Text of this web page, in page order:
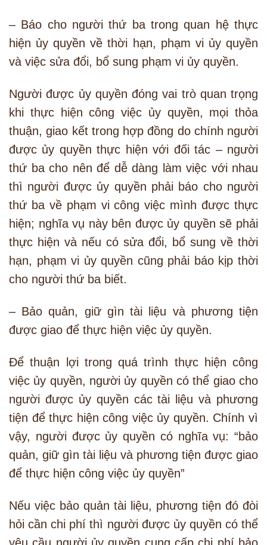
– Báo cho người thứ ba trong quan hệ thực
hiện ủy quyền về thời hạn, phạm vi ủy quyền
và việc sửa đổi, bổ sung phạm vi ủy quyền.
Người được ủy quyền đóng vai trò quan trọng
khi thực hiện công việc ủy quyền, mọi thỏa
thuận, giao kết trong hợp đồng do chính người
được ủy quyền thực hiện với đối tác – người
thứ ba cho nên để dễ dàng làm việc với nhau
thì người được ủy quyền phải báo cho người
thứ ba về phạm vi công việc mình được thực
hiện; nghĩa vụ này bên được ủy quyền sẽ phải
thực hiện và nếu có sửa đổi, bổ sung về thời
hạn, phạm vi ủy quyền cũng phải báo kịp thời
cho người thứ ba biết.
– Bảo quản, giữ gìn tài liệu và phương tiện
được giao để thực hiện việc ủy quyền.
Để thuận lợi trong quá trình thực hiện công
việc ủy quyền, người ủy quyền có thể giao cho
người được ủy quyền các tài liệu và phương
tiện để thực hiện công việc ủy quyền. Chính vì
vậy, người được ủy quyền có nghĩa vụ: “bảo
quản, giữ gìn tài liệu và phương tiện được giao
để thực hiện công việc ủy quyền”
Nếu việc bảo quản tài liệu, phương tiện đó đòi
hỏi cần chi phí thì người được ủy quyền có thể